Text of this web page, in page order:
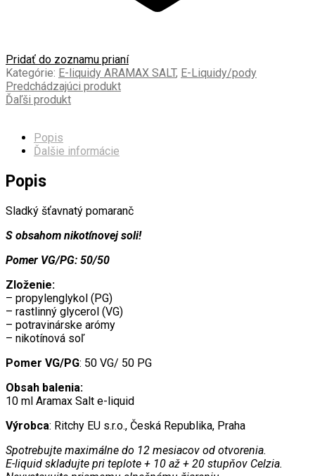
Pridať do zoznamu prianí
Kategórie: E-liquidy ARAMAX SALT, E-Liquidy/pody
Predchádzajúci produkt
Ďaľši produkt
Popis
Ďalšie informácie
Popis
Sladký šťavnatý pomaranč
S obsahom nikotínovej soli!
Pomer VG/PG: 50/50
Zloženie:
– propylenglykol (PG)
– rastlinný glycerol (VG)
– potravinárske arómy
– nikotínová soľ
Pomer VG/PG: 50 VG/ 50 PG
Obsah balenia:
10 ml Aramax Salt e-liquid
Výrobca: Ritchy EU s.r.o., Česká Republika, Praha
Spotrebujte maximálne do 12 mesiacov od otvorenia.
E-liquid skladujte pri teplote + 10 až + 20 stupňov Celzia.